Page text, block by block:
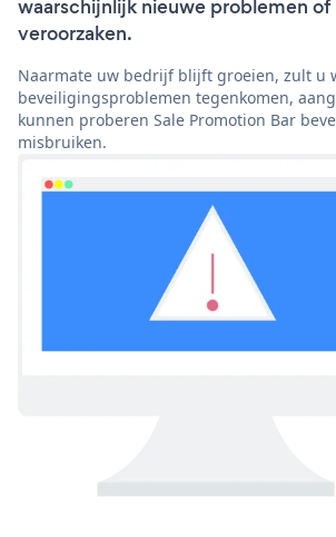
waarschijnlijk nieuwe problemen of
veroorzaken.
Naarmate uw bedrijf blijft groeien, zult u
beveiligingsproblemen tegenkomen,
kunnen proberen Sale Promotion Bar
misbruiken.